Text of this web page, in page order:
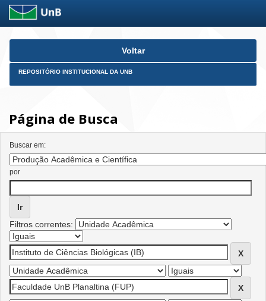
Skip
Voltar
REPOSITÓRIO INSTITUCIONAL DA UNB
Página de Busca
Buscar em:
por
Filtros correntes: